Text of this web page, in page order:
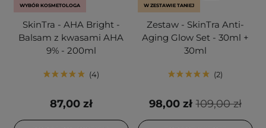
WYBÓR KOSMETOLOGA
SkinTra - AHA Bright -
Balsam z kwasami AHA
9% - 200ml
4
87,00 zł
W ZESTAWIE TANIEJ
Zestaw - SkinTra Anti-
Aging Glow Set - 30ml +
30ml
2
109,00 zł
98,00 zł